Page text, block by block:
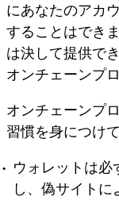
にあなたのアカ
することはでき
は決して提供で
オンチェーンプ
オンチェーンプ
習慣を身につけ
ウォレットは必
し、偽サイト